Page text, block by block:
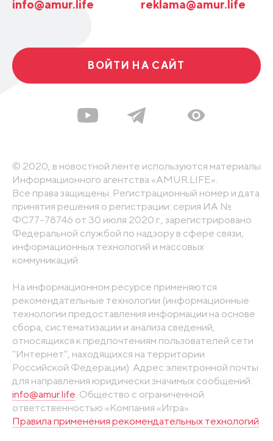
info@amur.life reklama@amur.life
ВОЙТИ НА САЙТ
© 2020, в новостной ленте используются материалы
Информационного агентства «AMUR.LIFE».
Все права защищены. Регистрационный номер и дата
принятия решения о регистрации: серия ИА №
ФС77-78746 от 30 июля 2020 г., зарегистрировано
Федеральной службой по надзору в сфере связи,
информационных технологий и массовых
коммуникаций
На информационном ресурсе применяются
рекомендательные технологии (информационные
технологии предоставления информации на основе
сбора, систематизации и анализа сведений,
относящихся к предпочтениям пользователей сети
"Интернет", находящихся на территории
Российской Федерации). Адрес электронной почты
для направления юридически значимых сообщений:
info@amur.life. Общество с ограниченной
ответственностью «Компания «Игра».
Правила применения рекомендательных технологий